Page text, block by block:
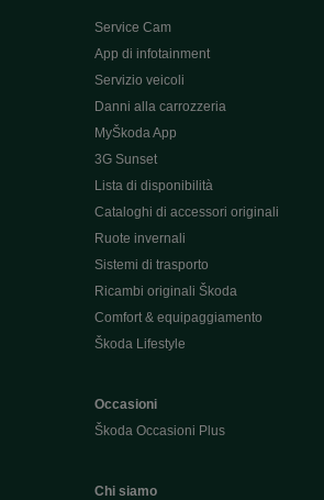
Service Cam
App di infotainment
Servizio veicoli
Danni alla carrozzeria
MyŠkoda App
3G Sunset
Lista di disponibilità
Cataloghi di accessori originali
Ruote invernali
Sistemi di trasporto
Ricambi originali Škoda
Comfort & equipaggiamento
Škoda Lifestyle
Occasioni
Škoda Occasioni Plus
Chi siamo